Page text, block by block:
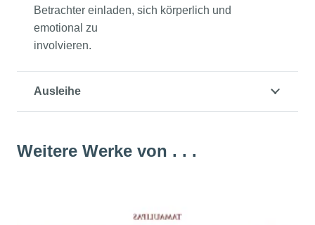
Betrachter einladen, sich körperlich und
emotional zu
involvieren.
Ausleihe
Weitere Werke von . . .